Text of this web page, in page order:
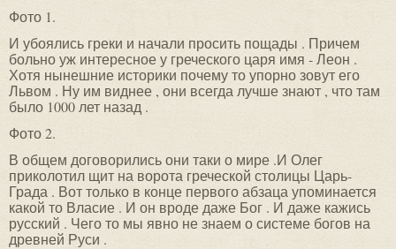
Фото 1.
И убоялись греки и начали просить пощады . Причем
больно уж интересное у греческого царя имя - Леон .
Хотя нынешние историки почему то упорно зовут его
Львом . Ну им виднее , они всегда лучше знают , что там
было 1000 лет назад .
Фото 2.
В общем договорились они таки о мире .И Олег
приколотил щит на ворота греческой столицы Царь-
Града . Вот только в конце первого абзаца упоминается
какой то Власие . И он вроде даже Бог . И даже кажись
русский . Чего то мы явно не знаем о системе богов на
древней Руси .